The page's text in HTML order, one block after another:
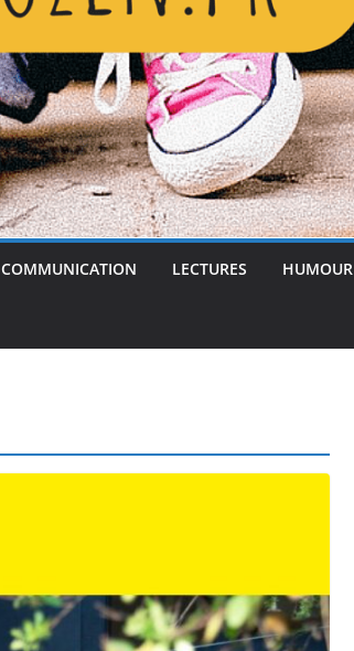
COMMUNICATION LECTURES HUMOUR